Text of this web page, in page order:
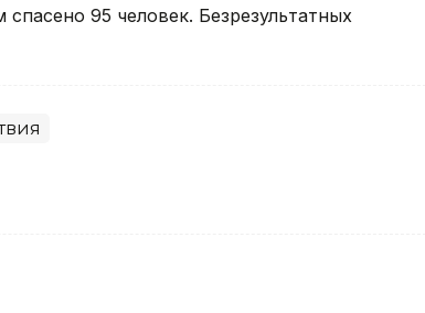
95 человек. Безрезультатных